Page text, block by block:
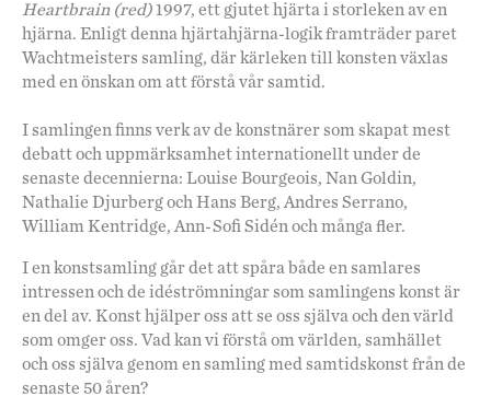
Heartbrain (red) 1997, ett gjutet hjärta i storleken av en
hjärna. Enligt denna hjärtahjärna-logik framträder paret
Wachtmeisters samling, där kärleken till konsten växlas
med en önskan om att förstå vår samtid.
I samlingen finns verk av de konstnärer som skapat mest
debatt och uppmärksamhet internationellt under de
senaste decennierna: Louise Bourgeois, Nan Goldin,
Nathalie Djurberg och Hans Berg, Andres Serrano,
William Kentridge, Ann-Sofi Sidén och många fler.
I en konstsamling går det att spåra både en samlares
intressen och de idéströmningar som samlingens konst är
en del av. Konst hjälper oss att se oss själva och den värld
som omger oss. Vad kan vi förstå om världen, samhället
och oss själva genom en samling med samtidskonst från de
senaste 50 åren?